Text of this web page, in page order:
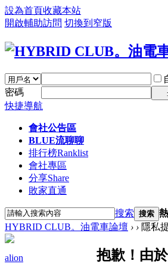
設為首頁收藏本站
開啟輔助訪問 切換到窄版
密碼
快捷導航
會社公告區
BLUE流聊聊
排行榜Ranklist
會社專區
分享Share
敗家直通
搜索 搜索
HYBRID CLUB。油電車論壇 › › 隱私
alion 抱歉！由